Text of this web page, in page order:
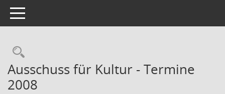
Toggle navigation
Rechercheauswahl
Ausschuss für Kultur - Termine
2008